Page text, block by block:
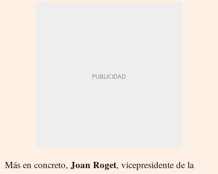
Más en concreto, Joan Roget, vicepresidente de la